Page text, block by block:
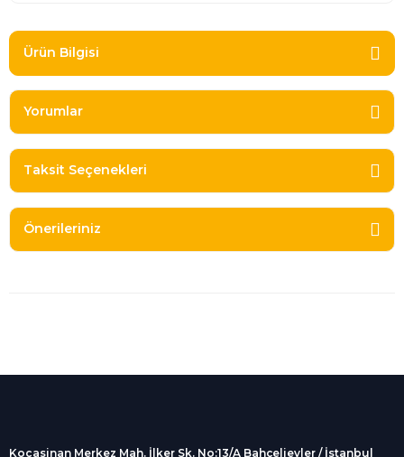
Ürün Bilgisi
Yorumlar
Taksit Seçenekleri
Önerileriniz
Alışveriş
kargolanmaktadır.
Kocasinan Merkez Mah. İlker Sk. No:13/A Bahçelievler / İstanbul